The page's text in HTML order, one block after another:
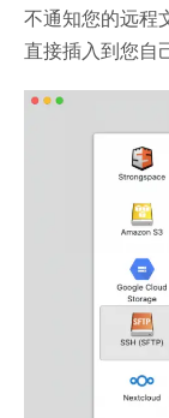
不通知您的远程
直接插入到您自